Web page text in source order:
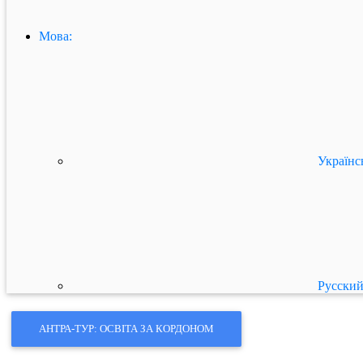
Мова:
Русский
АНТРА-ТУР: ОСВІТА ЗА КОРДОНОМ